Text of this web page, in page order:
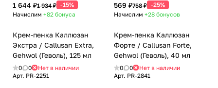
1 644 ₽1 934 ₽ -15%
Начислим +82 бонуса
Крем-пенка Каллюзан
Экстра / Callusan Extra,
Gehwol (Геволь), 125 мл
0 0
Нет в наличии
Арт. PR-2251
569 ₽758 ₽ -25%
Начислим +28 бонусов
Крем-пенка Каллюзан
Форте / Callusan Forte,
Gehwol (Геволь), 40 мл
0 0
Нет в наличии
Арт. PR-2841